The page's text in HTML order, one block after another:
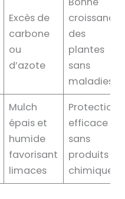
Excès de
carbone
ou
d’azote
croissance
des
plantes
sans
maladies
Mulch
épais et
humide
favorisant
limaces
Protection
efficace
sans
produits
chimiques